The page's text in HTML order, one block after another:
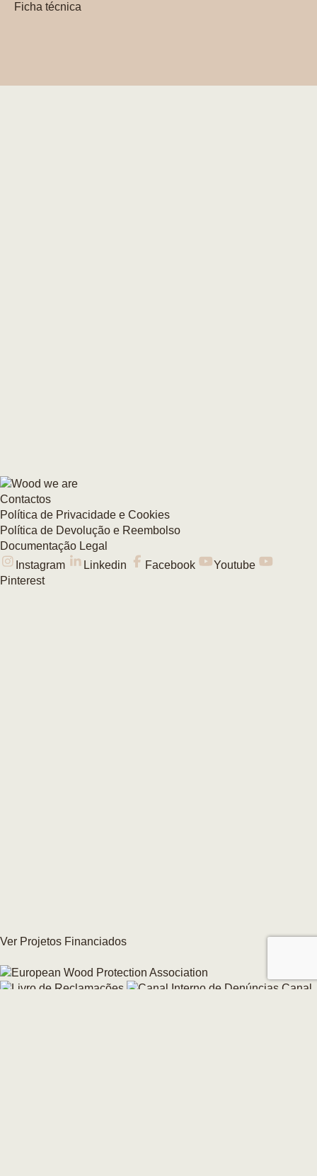
Ficha técnica
Contactos
Política de Privacidade e Cookies
Política de Devolução e Reembolso
Documentação Legal
Instagram
Linkedin Facebook
Youtube
Pinterest
Ver Projetos Financiados
Canal